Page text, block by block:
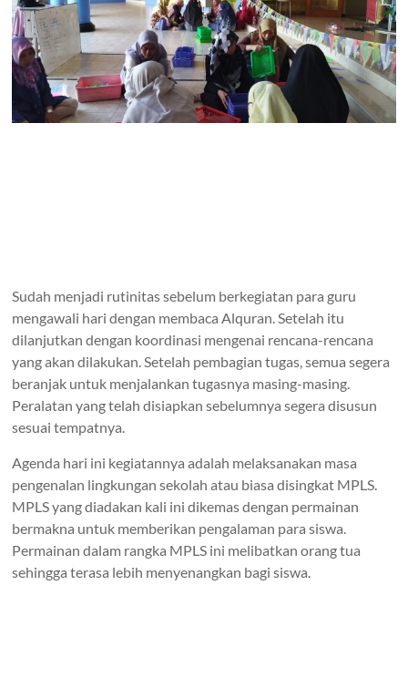
Sudah menjadi rutinitas sebelum berkegiatan para guru
mengawali hari dengan membaca Alquran. Setelah itu
dilanjutkan dengan koordinasi mengenai rencana-rencana
yang akan dilakukan. Setelah pembagian tugas, semua segera
beranjak untuk menjalankan tugasnya masing-masing.
Peralatan yang telah disiapkan sebelumnya segera disusun
sesuai tempatnya.
Agenda hari ini kegiatannya adalah melaksanakan masa
pengenalan lingkungan sekolah atau biasa disingkat MPLS.
MPLS yang diadakan kali ini dikemas dengan permainan
bermakna untuk memberikan pengalaman para siswa.
Permainan dalam rangka MPLS ini melibatkan orang tua
sehingga terasa lebih menyenangkan bagi siswa.